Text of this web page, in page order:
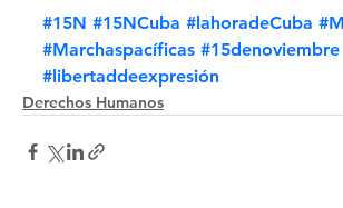
#15N #15NCuba #lahoradeCuba
#Marchaspacíficas #15denoviembre
#libertaddeexpresión
Derechos Humanos